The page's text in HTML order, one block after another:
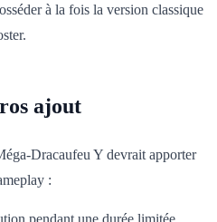
à la fois la version classique
ajout
Dracaufeu Y devrait apporter
:
pendant une durée limitée,